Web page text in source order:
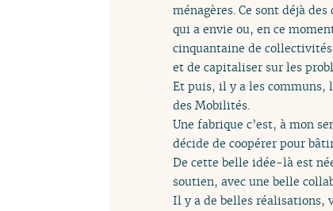
ménagères. Ce sont déjà
qui a envie ou, en ce
cinquantaine de
et de capitaliser sur les
Et puis, il y a les communs,
des Mobilités.
Une fabrique c’est, à mon
décide de coopérer pour
De cette belle idée-là est
soutien, avec une belle
Il y a de belles réalisations,